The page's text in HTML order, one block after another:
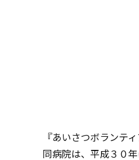
『あいさつボランテ
同病院は、平成３０